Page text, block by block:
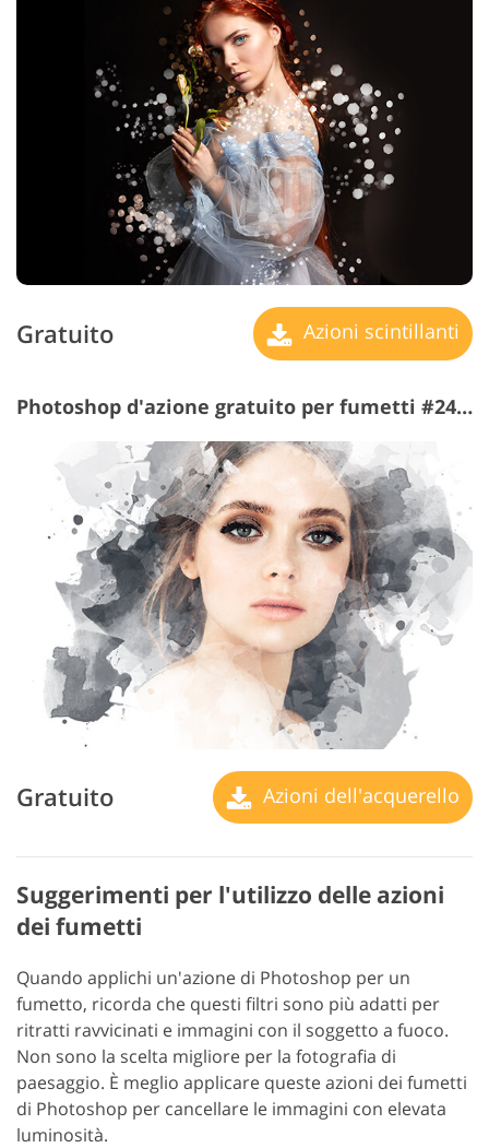
Gratuito Azioni scintillanti
Photoshop d'azione gratuito per fumetti #24 "Watercolor"
Gratuito Azioni dell'acquerello
Suggerimenti per l'utilizzo delle azioni
dei fumetti
Quando applichi un'azione di Photoshop per un
fumetto, ricorda che questi filtri sono più adatti per
ritratti ravvicinati e immagini con il soggetto a fuoco.
Non sono la scelta migliore per la fotografia di
paesaggio. È meglio applicare queste azioni dei fumetti
di Photoshop per cancellare le immagini con elevata
luminosità.